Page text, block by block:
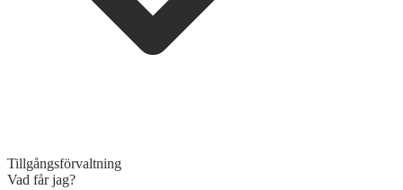
Tillgångsförvaltning
Vad får jag?